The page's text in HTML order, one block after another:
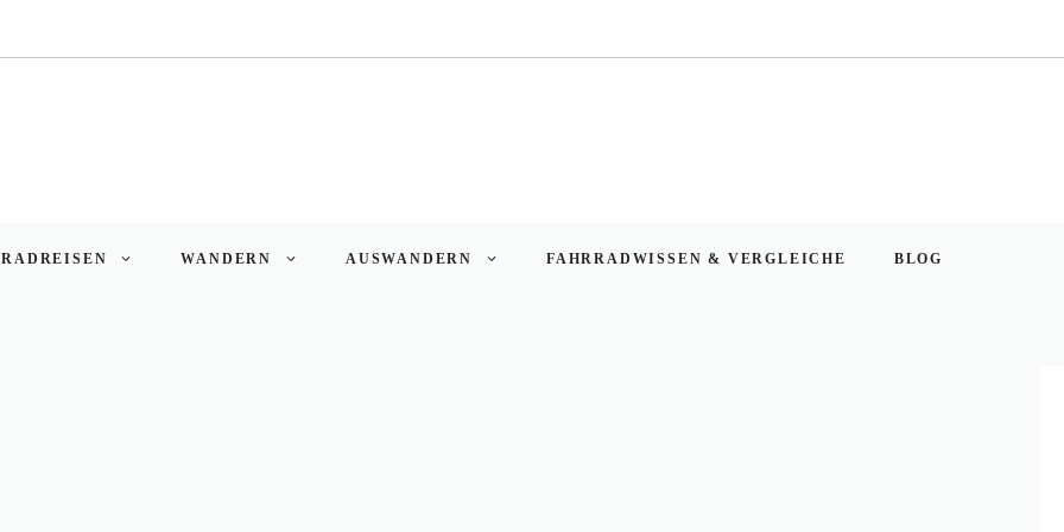
RADREISEN WANDERN AUSWANDERN FAHRRADWISSEN & VERGLEICHE BLOG